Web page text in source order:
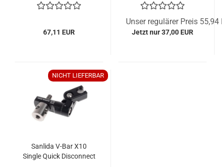
67,11 EUR
Unser regulärer Preis 55,94
Jetzt nur 37,00 EUR
NICHT LIEFERBAR
Sanlida V-Bar X10
Single Quick Disconnect